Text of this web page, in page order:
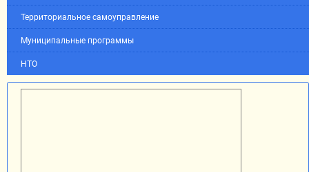
Территориальное самоуправление
Муниципальные программы
НТО